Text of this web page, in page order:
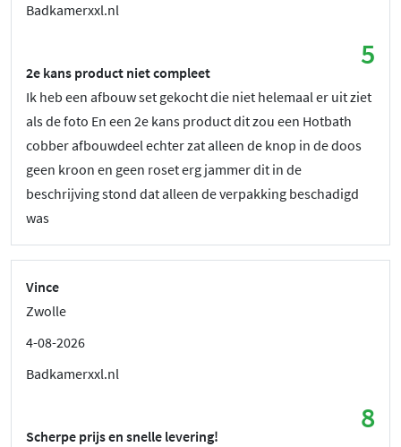
Badkamerxxl.nl
5
2e kans product niet compleet
Ik heb een afbouw set gekocht die niet helemaal er uit ziet
als de foto En een 2e kans product dit zou een Hotbath
cobber afbouwdeel echter zat alleen de knop in de doos
geen kroon en geen roset erg jammer dit in de
beschrijving stond dat alleen de verpakking beschadigd
was
Vince
Zwolle
4-08-2026
Badkamerxxl.nl
8
Scherpe prijs en snelle levering!